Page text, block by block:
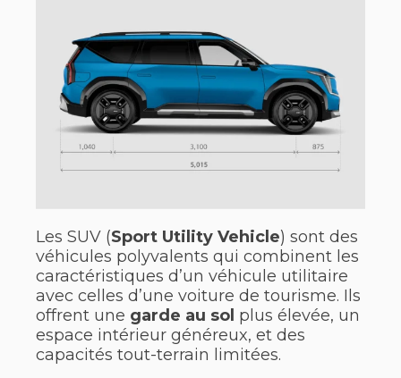
Les SUV (Sport Utility Vehicle) sont des
véhicules polyvalents qui combinent les
caractéristiques d’un véhicule utilitaire
avec celles d’une voiture de tourisme. Ils
offrent une garde au sol plus élevée, un
espace intérieur généreux, et des
capacités tout-terrain limitées.